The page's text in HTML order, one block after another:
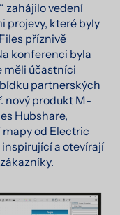
zahájilo vedení
projevy, které byly
příznivě
konferenci byla
měli účastníci
partnerských
nový produkt M-
Hubshare,
od Electric
a otevírají